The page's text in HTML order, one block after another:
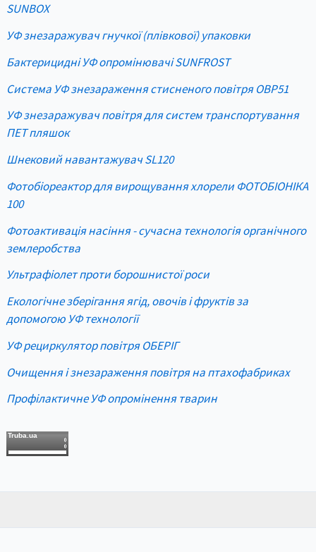
SUNBOX
УФ знезаражувач гнучкої (плівкової) упаковки
Бактерицидні УФ опромінювачі SUNFROST
Система УФ знезараження стисненого повітря OBP51
УФ знезаражувач повітря для систем транспортування
ПЕТ пляшок
Шнековий навантажувач SL120
Фотобіореактор для вирощування хлорели ФОТОБІОНІКА
100
Фотоактивація насіння - сучасна технологія органічного
землеробства
Ультрафіолет проти борошнистої роси
Екологічне зберігання ягід, овочів і фруктів за
допомогою УФ технології
УФ рециркулятор повітря ОБЕРІГ
Очищення і знезараження повітря на птахофабриках
Профілактичне УФ опромінення тварин
Truba.ua